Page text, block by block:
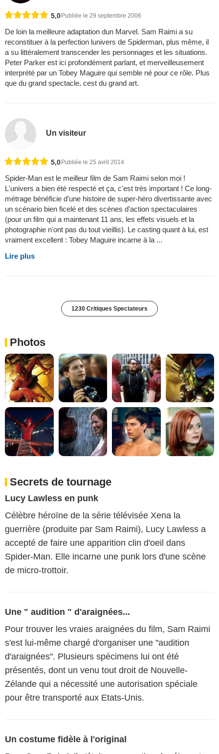
5,0 Publiée le 29 septembre 2006
De loin la meilleure adaptation dun Marvel. Sam Raimi a su
reconstituer à la perfection lunivers de Spiderman, plus même, il
a su littéralement transcender les personnages et les situations.
Peter Parker est ici profondément parlant, et merveilleusement
interprété par un Tobey Maguire qui semble né pour ce rôle. Plus
que du grand spectacle, cest du grand art.
Un visiteur
5,0Publiée le 25 avril 2014
Spider-Man est le meilleur film de Sam Raimi selon moi !
L'univers a bien été respecté et ça, c'est très important ! Ce long-
métrage bénéficie d'une histoire de super-héro divertissante avec
un scénario bien ficelé et des scènes d'action spectaculaires
(pour un film qui a maintenant 11 ans, les effets visuels et la
photographie n'ont pas du tout vieillis). Le casting quant à lui, est
vraiment excellent : Tobey Maguire incarne à la ...
Lire plus
1230 Critiques Spectateurs
Photos
Secrets de tournage
Lucy Lawless en punk
Célèbre héroïne de la série télévisée Xena la
guerrière (produite par Sam Raimi), Lucy Lawless a
accepté de faire une apparition clin d'oeil dans
Spider-Man. Elle incarne une punk lors d'une scène
de micro-trottoir.
Une " audition " d'araignées...
Pour trouver les vraies araignées du film, Sam Raimi
s'est lui-même chargé d'organiser une "audition
d'araignées". Plusieurs spécimens lui ont été
présentés, dont un venu tout droit de Nouvelle-
Zélande qui a nécessité une autorisation spéciale
pour être transporté aux Etats-Unis.
Un costume fidèle à l'original